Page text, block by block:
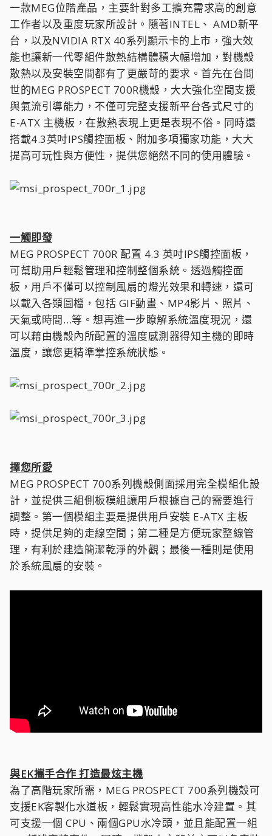
一款MEG位階產品，主要針對多工擴充需求高的創意
工作者以及重度玩家所設計。隨著INTEL、 AMD新平
台，以及NVIDIA RTX 40系列顯示卡的上市，強大效
能也讓新一代零組件散熱結構體積大幅增加，對機殼
散熱以及安裝空間都有了更嚴苛的要求。首先在台問
世的MEG PROSPECT 700R機殼，大大強化空間支援
與氣流引導能力，不僅可完整支援新平台各式尺寸的
E-ATX 主機板，在散熱表現上更是表現不俗。同時還
搭載4.3英吋IPS觸控面板、附加多項獨家功能，大大
提高可玩性與方便性，提供您絕然不同的使用體驗。
一觸即發
MEG PROSPECT 700R 配置 4.3 英吋IPS觸控面板，
可幫助用戶輕鬆管理和控制整個系統。透過觸控面
板，用戶不僅可以控制風扇的燈光效果和轉速，還可
以載入各類圖檔，包括 GIF動畫、MP4影片、照片、
天氣或時間…等。想再進一步瞭解系統溫度現況，還
可以藉由機殼內所配置的溫度感測器得知主機的即時
溫度，讓您更精準掌控系統狀態。
擇您所愛
MEG PROSPECT 700系列機殼側面採用完全模組化設
計，並提供三組側板模組讓用戶根據自己的需要進行
調整。第一個模組主要是提供用戶安裝 E-ATX 主板
時，提供足夠的走線空間；第二種是方便玩家整線管
理，有利於建造簡潔乾淨的外觀；最後一種則是使用
於系統風扇的安裝。
與EK攜手合作 打造最炫主機
為了高階玩家所需，MEG PROSPECT 700系列機殼可
支援EK客製化水道板，輕鬆實現高性能水冷建置。其
可支援一個 CPU、兩個GPU水冷頭，並且能配置一組